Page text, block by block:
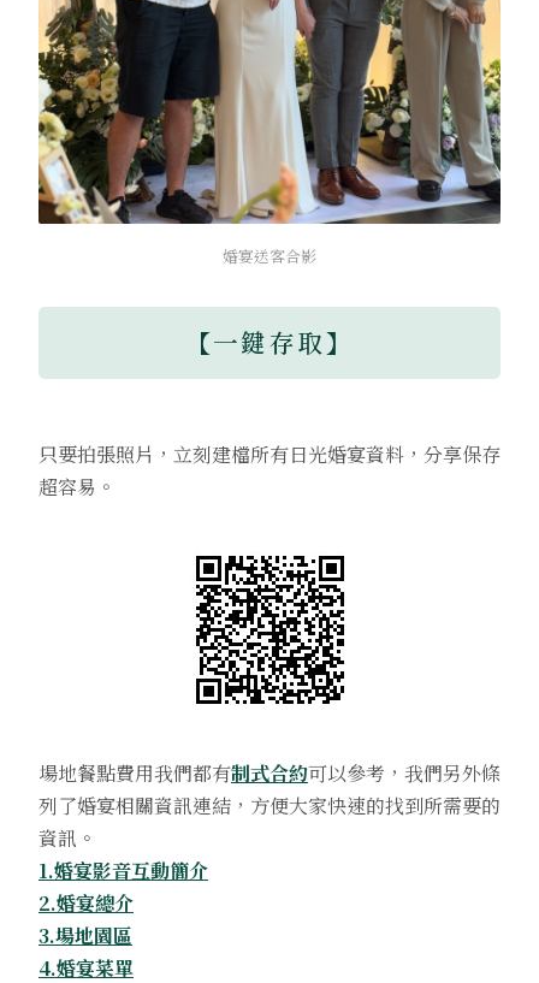
婚宴送客合影
【一鍵存取】
只要拍張照片，立刻建檔所有日光婚宴資料，分享保存
超容易。
場地餐點費用我們都有制式合約可以參考，我們另外條
列了婚宴相關資訊連結，方便大家快速的找到所需要的
資訊。
1.婚宴影音互動簡介
2.婚宴總介
3.場地園區
4.婚宴菜單